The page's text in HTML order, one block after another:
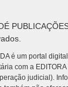
é um portal
com a
judicial).